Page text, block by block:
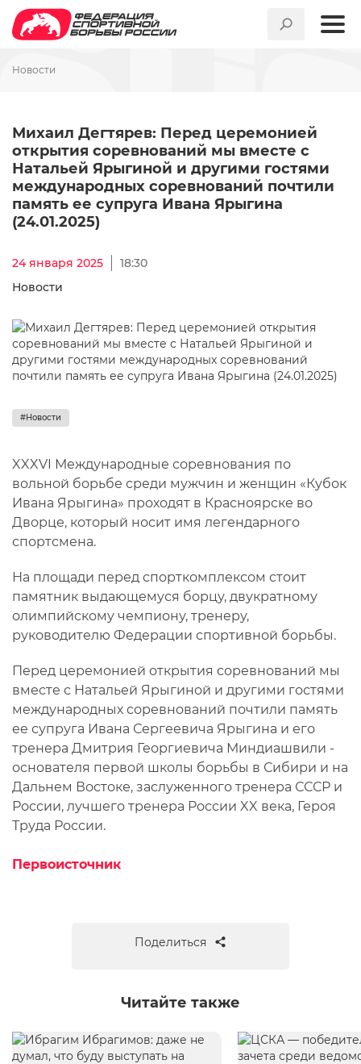
Новости
Михаил Дегтярев: Перед церемонией
открытия соревнований мы вместе с
Натальей Ярыгиной и другими гостями
международных соревнований почтили
память ее супруга Ивана Ярыгина
(24.01.2025)
24 января 2025
18:30
Новости
#Новости
XXXVI Международные соревнования по
вольной борьбе среди мужчин и женщин «Кубок
Ивана Ярыгина» проходят в Красноярске во
Дворце, который носит имя легендарного
спортсмена.
На площади перед спорткомплексом стоит
памятник выдающемуся борцу, двукратному
олимпийскому чемпиону, тренеру,
руководителю Федерации спортивной борьбы.
Перед церемонией открытия соревнований мы
вместе с Натальей Ярыгиной и другими гостями
международных соревнований почтили память
ее супруга Ивана Сергеевича Ярыгина и его
тренера Дмитрия Георгиевича Миндиашвили -
основателя первой школы борьбы в Сибири и на
Дальнем Востоке, заслуженного тренера СССР и
России, лучшего тренера России XX века, Героя
Труда России.
Первоисточник
Поделиться
Читайте также